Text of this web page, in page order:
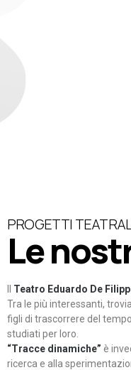
PROGETTI
Le
Teatro Eduardo De
Tra le più interessanti,
figli di trascorrere del
studiati per loro.
“Tracce dinamiche” è
ricerca e alla